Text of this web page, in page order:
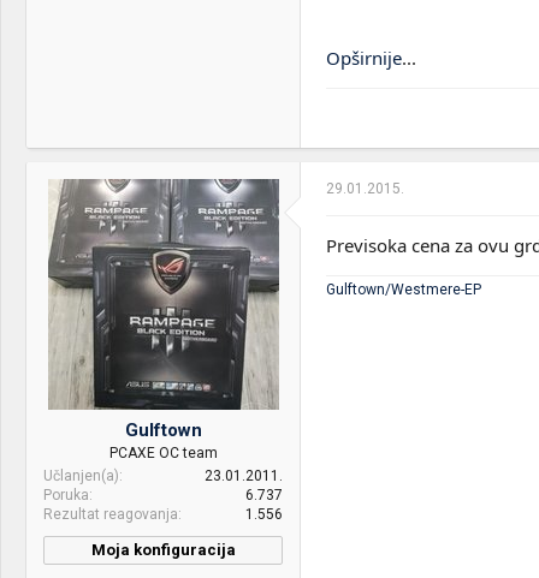
Opširnije...
Gulftown
PCAXE OC team
Učlanjen(a)
23.01.2011.
Poruka
6.737
Rezultat reagovanja
1.556
Moja konfiguracija
29.01.2015.
Previsoka cena za ovu
Gulftown/Westmere-EP